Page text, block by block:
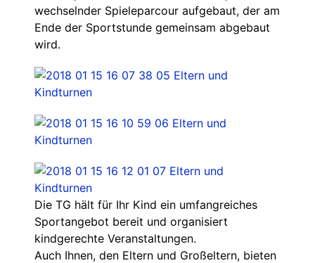
wechselnder Spieleparcour aufgebaut, der am
Ende der Sportstunde gemeinsam abgebaut
wird.
Die TG hält für Ihr Kind ein umfangreiches
Sportangebot bereit und organisiert
kindgerechte Veranstaltungen.
Auch Ihnen, den Eltern und Großeltern, bieten